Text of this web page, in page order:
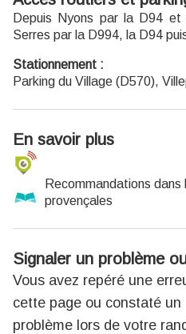
Depuis Nyons par la D94
Serres par la D994, la D94
Stationnement :
Parking du Village (D570),
En savoir plus
Recommandations
provençales
Signaler un problème
Vous avez repéré une
cette page ou constaté un
problème lors de votre